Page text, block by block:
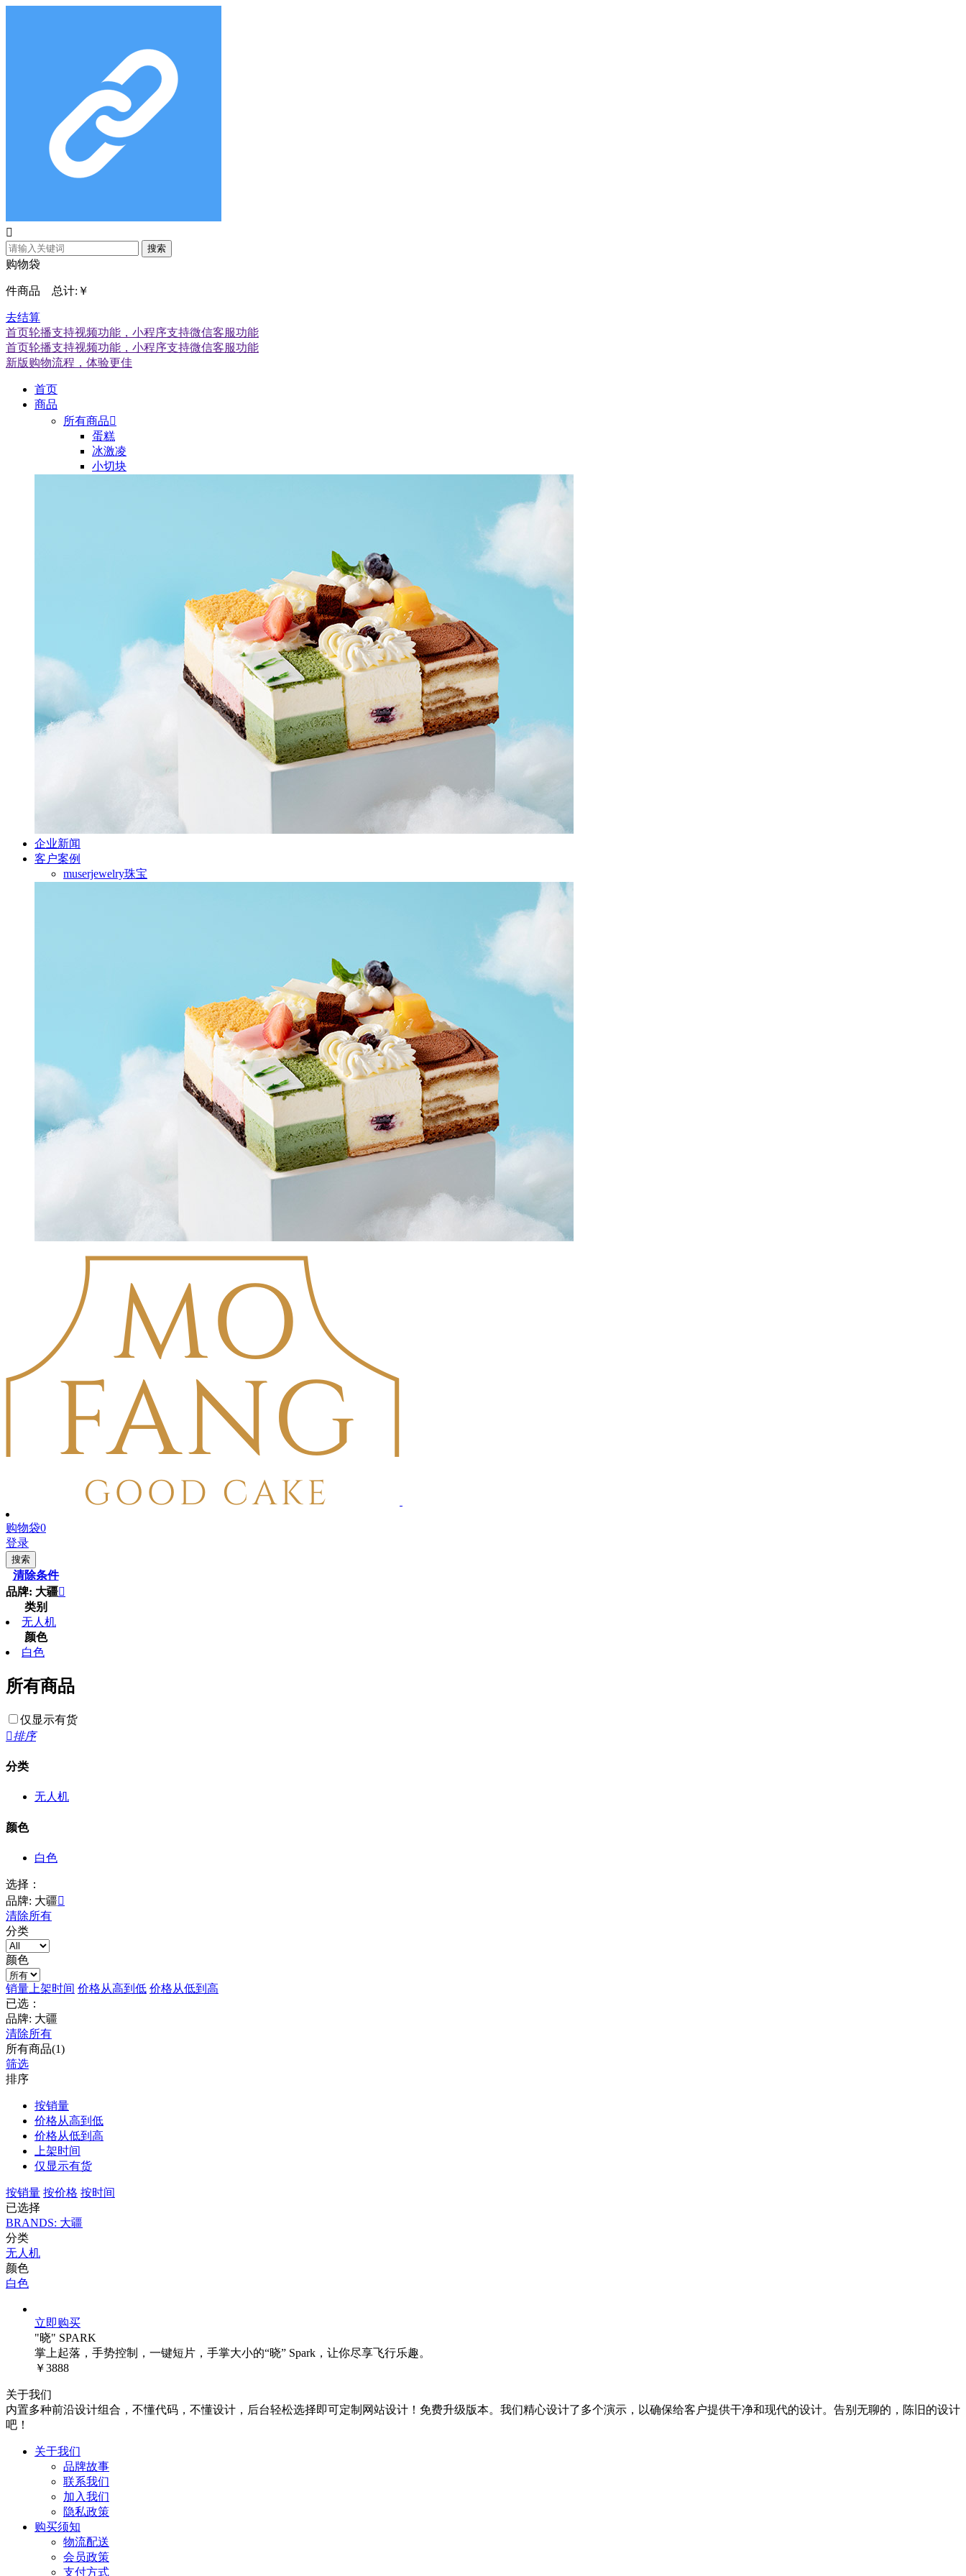

搜索
购物袋
件商品 总计: ￥
去结算
首页轮播支持视频功能，小程序支持微信客服功能
首页轮播支持视频功能，小程序支持微信客服功能
新版购物流程，体验更佳
首页
商品
所有商品
蛋糕
冰激凌
小切块
企业新闻
客户案例
muserjewelry珠宝
购物袋0
登录
搜索
清除条件
品牌: 大疆
类别
无人机
颜色
白色
所有商品
仅显示有货
排序
分类
无人机
颜色
白色
选择：
品牌: 大疆
清除所有
分类
颜色
销量 上架时间 价格从高到低 价格从低到高
已选：
品牌: 大疆
清除所有
所有商品(1)
筛选
排序
按销量
价格从高到低
价格从低到高
上架时间
仅显示有货
按销量 按价格 按时间
已选择
BRANDS: 大疆
分类
无人机
颜色
白色
立即购买
"晓" SPARK
掌上起落，手势控制，一键短片，手掌大小的“晓” Spark，让你尽享飞行乐趣。
￥3888
关于我们
内置多种前沿设计组合，不懂代码，不懂设计，后台轻松选择即可定制网站设计！免费升级版本。我们精心设计了多个演示，以确保给客户提供干净和现代的设计。告别无聊的，陈旧的设计
吧！
关于我们
品牌故事
联系我们
加入我们
隐私政策
购买须知
物流配送
会员政策
支付方式